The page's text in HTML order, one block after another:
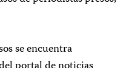
se encuentra